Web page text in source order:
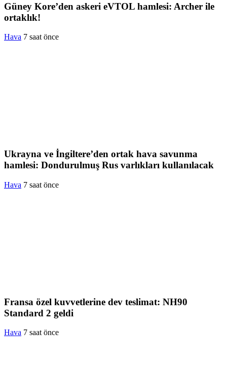
Güney Kore’den askeri eVTOL hamlesi: Archer ile
ortaklık!
Hava 7 saat önce
Ukrayna ve İngiltere’den ortak hava savunma
hamlesi: Dondurulmuş Rus varlıkları kullanılacak
Hava 7 saat önce
Fransa özel kuvvetlerine dev teslimat: NH90
Standard 2 geldi
Hava 7 saat önce